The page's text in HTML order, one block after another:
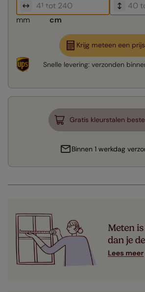
mm cm
Krijg meteen een prijs
Snelle levering: verzonden
Gratis kleurstalen
Binnen 1 werkdag